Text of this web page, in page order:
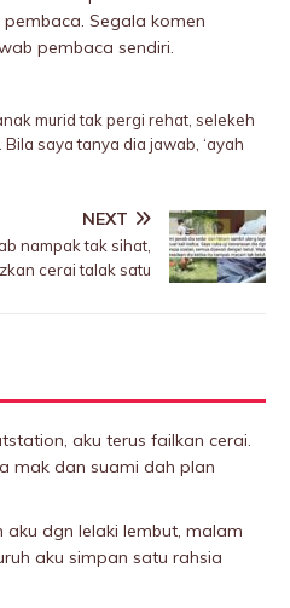
Segala komen
pembaca sendiri.
murid tak pergi rehat, selekeh
Bila saya tanya dia jawab, ‘ayah
NEXT
nampak tak sihat,
cerai taIak satu
aku terus failkan cerai.
mak dan suami dah plan
aku dgn lelaki Iembut, malam
aku simpan satu rahsia